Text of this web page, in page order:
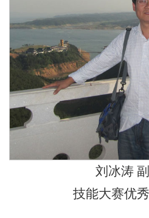
刘冰涛
技能大赛优